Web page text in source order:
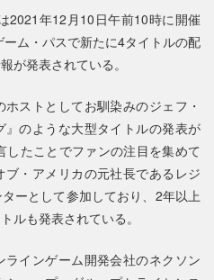
2021年12月10日午前10時に開催
ム・パスで新たに4タイトルの配
が発表されている。
ストとしてお馴染みのジェフ・
のような大型タイトルの発表が
したことでファンの注目を集めて
・アメリカの元社長であるレジ
ーとして参加しており、2年以上
ルも発表されている。
インゲーム開発会社のネクソン